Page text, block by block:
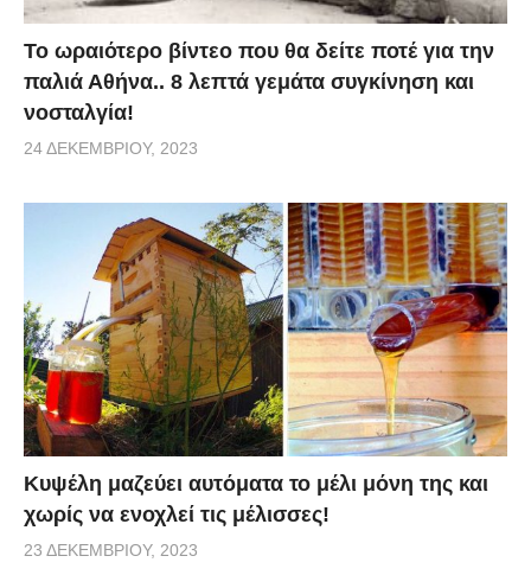
Το ωραιότερο βίντεο που θα δείτε ποτέ για την
παλιά Αθήνα.. 8 λεπτά γεμάτα συγκίνηση και
νοσταλγία!
24 ΔΕΚΕΜΒΡΊΟΥ, 2023
Κυψέλη μαζεύει αυτόματα το μέλι μόνη της και
χωρίς να ενοχλεί τις μέλισσες!
23 ΔΕΚΕΜΒΡΊΟΥ, 2023